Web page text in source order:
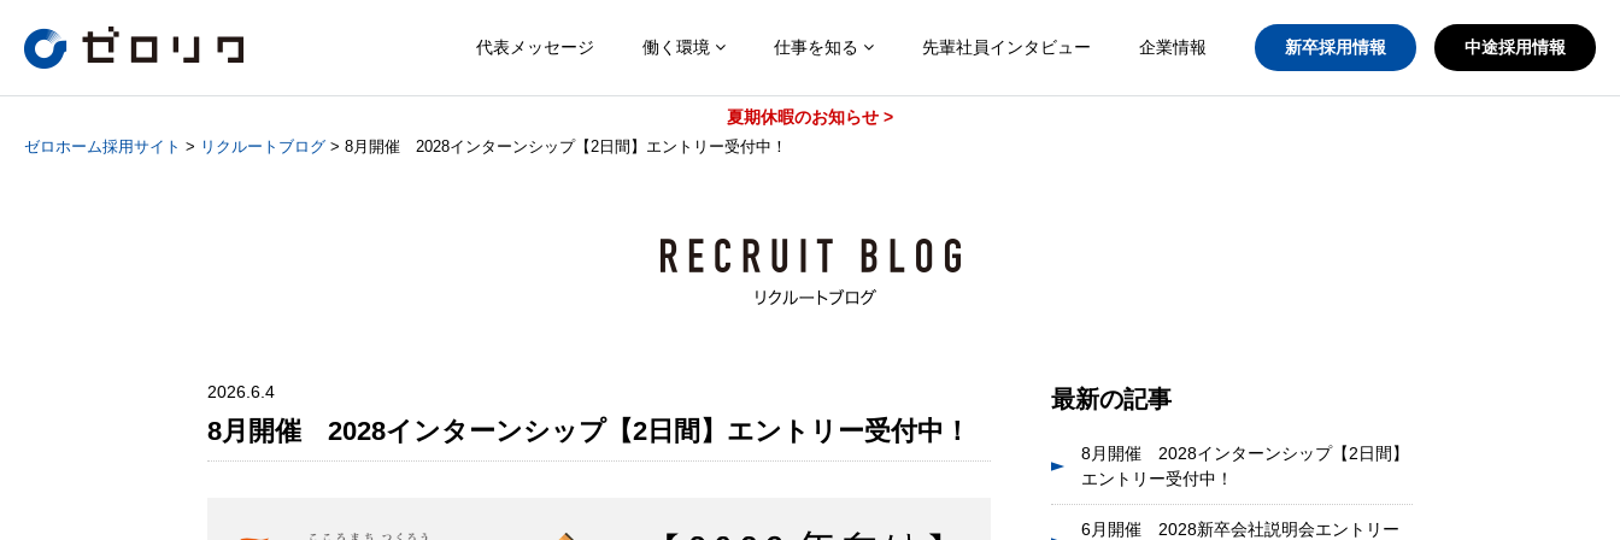
代表メッセージ 働く環境 仕事を知る 先輩社員インタビュー 企業情報 新卒採用情報 中途採用情報
夏期休暇のお知らせ >
ゼロホーム採用サイト > リクルートブログ > 8月開催 2028インターンシップ【2日間】エントリー受付中！
2026.6.4
8月開催 2028インターンシップ【2日間】エントリー受付中！
最新の記事
8月開催 2028インターンシップ【2日間】
エントリー受付中！
6月開催 2028新卒会社説明会エントリー